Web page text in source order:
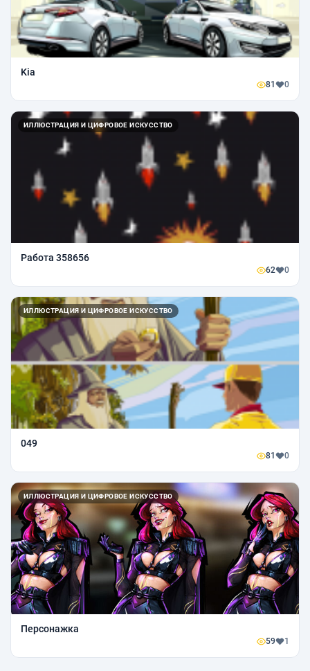
Kia
81 0
ИЛЛЮСТРАЦИЯ И ЦИФРОВОЕ ИСКУССТВО
Работа 358656
62 0
ИЛЛЮСТРАЦИЯ И ЦИФРОВОЕ ИСКУССТВО
049
81 0
ИЛЛЮСТРАЦИЯ И ЦИФРОВОЕ ИСКУССТВО
Персонажка
59 1